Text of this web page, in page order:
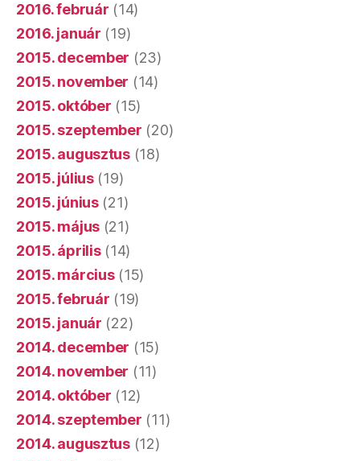
2016. február (14)
2016. január (19)
2015. december (23)
2015. november (14)
2015. október (15)
2015. szeptember (20)
2015. augusztus(18)
2015. július(19)
2015. június(21)
2015. május (21)
2015. április(14)
2015. március(15)
2015. február (19)
2015. január (22)
2014. december (15)
2014. november (11)
2014. október (12)
2014. szeptember (11)
2014. augusztus(12)